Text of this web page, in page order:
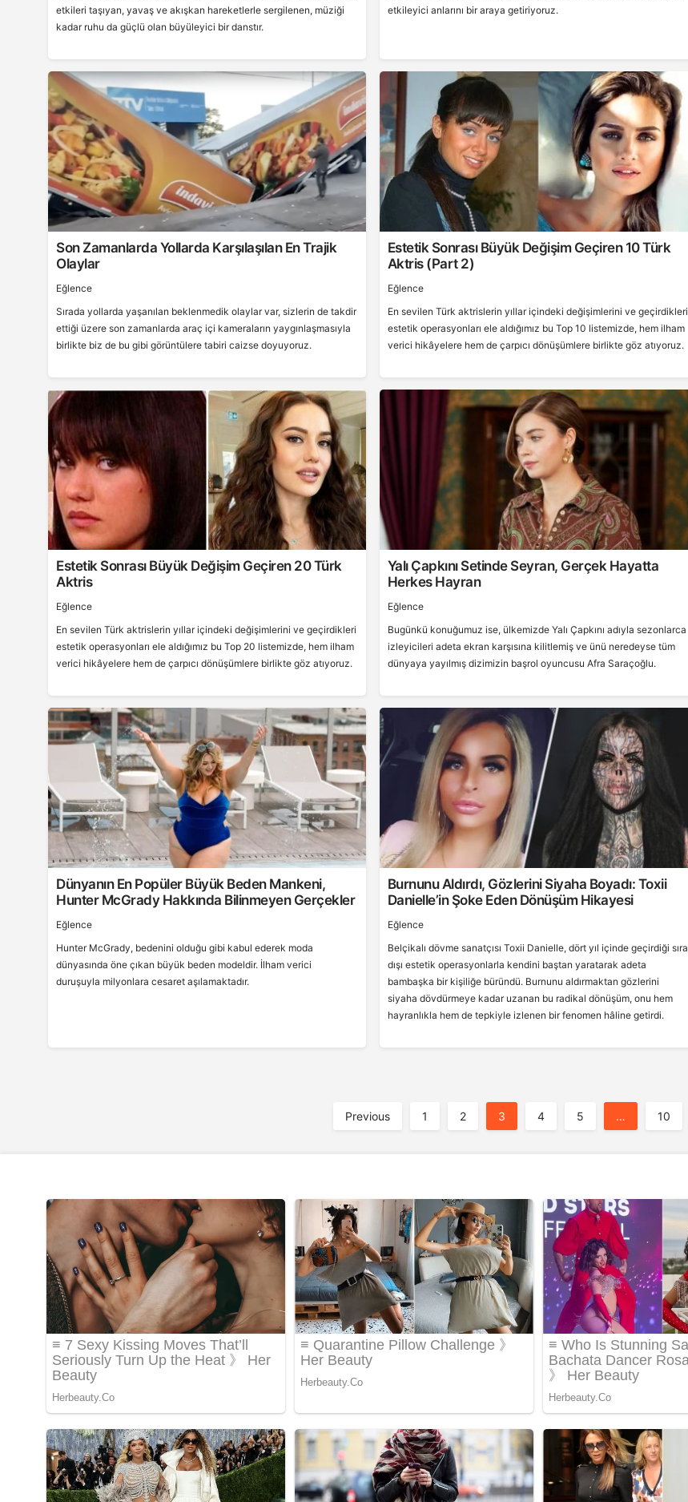
etkileri taşıyan, yavaş ve akışkan hareketlerle sergilenen, müziği
kadar ruhu da güçlü olan büyüleyici bir danstır.
etkileyici anlarını bir araya getiriyoruz.
Son Zamanlarda Yollarda Karşılaşılan En Trajik
Olaylar
Eğlence
Sırada yollarda yaşanılan beklenmedik olaylar var, sizlerin de takdir
ettiği üzere son zamanlarda araç içi kameraların yaygınlaşmasıyla
birlikte biz de bu gibi görüntülere tabiri caizse doyuyoruz.
Estetik Sonrası Büyük Değişim Geçiren 10 Türk
Aktris (Part 2)
Eğlence
En sevilen Türk aktrislerin yıllar içindeki değişimlerini ve geçirdikleri
estetik operasyonları ele aldığımız bu Top 10 listemizde, hem ilham
verici hikâyelere hem de çarpıcı dönüşümlere birlikte göz atıyoruz.
Estetik Sonrası Büyük Değişim Geçiren 20 Türk
Aktris
Eğlence
En sevilen Türk aktrislerin yıllar içindeki değişimlerini ve geçirdikleri
estetik operasyonları ele aldığımız bu Top 20 listemizde, hem ilham
verici hikâyelere hem de çarpıcı dönüşümlere birlikte göz atıyoruz.
Yalı Çapkını Setinde Seyran, Gerçek Hayatta
Herkes Hayran
Eğlence
Bugünkü konuğumuz ise, ülkemizde Yalı Çapkını adıyla sezonlarca
izleyicileri adeta ekran karşısına kilitlemiş ve ünü neredeyse tüm
dünyaya yayılmış dizimizin başrol oyuncusu Afra Saraçoğlu.
Dünyanın En Popüler Büyük Beden Mankeni,
Hunter McGrady Hakkında Bilinmeyen Gerçekler
Eğlence
Hunter McGrady, bedenini olduğu gibi kabul ederek moda
dünyasında öne çıkan büyük beden modeldir. İlham verici
duruşuyla milyonlara cesaret aşılamaktadır.
Burnunu Aldırdı, Gözlerini Siyaha Boyadı: Toxii
Danielle’in Şoke Eden Dönüşüm Hikayesi
Eğlence
Belçikalı dövme sanatçısı Toxii Danielle, dört yıl içinde geçirdiği sıra
dışı estetik operasyonlarla kendini baştan yaratarak adeta
bambaşka bir kişiliğe büründü. Burnunu aldırmaktan gözlerini
siyaha dövdürmeye kadar uzanan bu radikal dönüşüm, onu hem
hayranlıkla hem de tepkiyle izlenen bir fenomen hâline getirdi.
Previous 1 2 3 4 5 … 10